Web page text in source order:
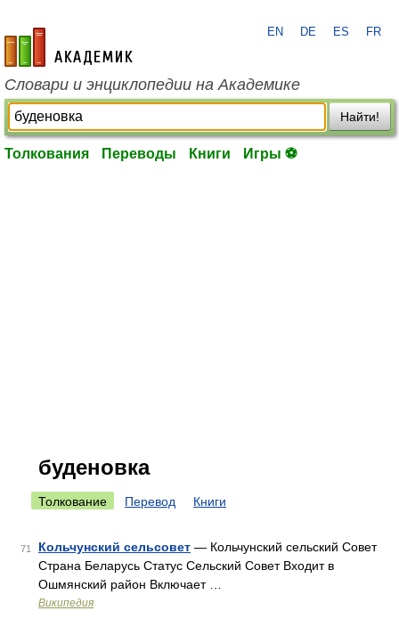
academic.ru
EN DE ES FR
Словари и энциклопедии на Академике
Найти!
Толкования Переводы Книги Игры ⚽
буденовка
Толкование Перевод Книги
71 Кольчунский сельсовет — Кольчунский сельский Совет
Страна Беларусь Статус Сельский Совет Входит в
Ошмянский район Включает …
Википедия